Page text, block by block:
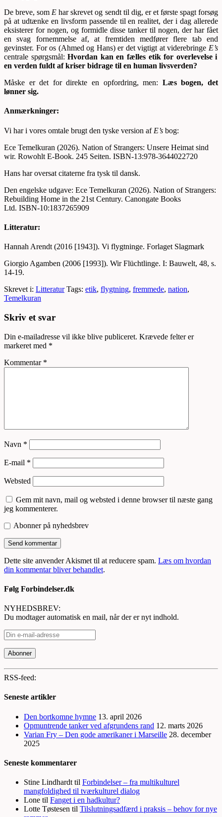
De breve, som E har skrevet og sendt til dig, er et første spagt forsøg
på at udtænke en livsform passende til en realitet, der i dag allerede
eksisterer for nogen, og formidle disse tanker til nogen, der har fået
en svag fornemmelse af, at fremtiden medfører flere tab end
gevinster. For os (Ahmed og Hans) er det vigtigt at viderebringe E’s
centrale spørgsmål:Hvordan kan en fælles etik for overlevelse i
en verden fuldt af kriser bidrage til en human livsverden?
Måske er det for direkte en opfordring, men: Læs bogen, det
lønner sig.
Anmærkninger:
Vi har i vores omtale brugt den tyske version af E’s bog:
Ece Temelkuran (2026). Nation of Strangers: Unsere Heimat sind
wir. Rowohlt E-Book. 245 Seiten. ISBN-13:978-3644022720
Hans har oversat citaterne fra tysk til dansk.
Den engelske udgave: Ece Temelkuran (2026). Nation of Strangers:
Rebuilding Home in the 21st Century. Canongate Books
Ltd. ISBN-10:1837265909
Litteratur:
Hannah Arendt (2016 [1943]). Vi flygtninge. Forlaget Slagmark
Giorgio Agamben (2006 [1993]). Wir Flüchtlinge. I: Bauwelt, 48, s.
14-19.
Skrevet i: Litteratur Tags: etik, flygtning, fremmede, nation,
Temelkuran
Skriv et svar
Din e-mailadresse vil ikke blive publiceret. Krævede felter er
markeret med *
Kommentar *
Navn *
E-mail *
Websted
Gem mit navn, mail og websted i denne browser til næste gang
jeg kommenterer.
Abonner på nyhedsbrev
Dette site anvender Akismet til at reducere spam. Læs om hvordan
din kommentar bliver behandlet.
Følg Forbindelser.dk
NYHEDSBREV:
Du modtager automatisk en mail, når der er nyt indhold.
RSS-feed:
Seneste artikler
Den bortkomne hymne 13. april 2026
Opmuntrende tanker ved afgrundens rand 12. marts 2026
Varian Fry – Den gode amerikaner i Marseille 28. december
2025
Seneste kommentarer
Stine Lindhardt til Forbindelser – fra multikulturel
mangfoldighed til tværkulturel dialog
Lone til Fanget i en hadkultur?
Lotte Tøstesen til Tilslutningsadfærd i praksis – behov for nye